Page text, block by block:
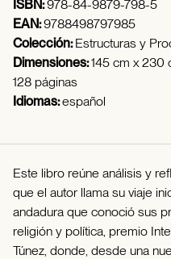
ISBN:978-84-9879-798-5
EAN:9788498797985
Colección:Estructuras y
Dimensiones:145 cm x 230
128 páginas
Idiomas:español
Este libro reúne análisis y
que el autor llama su viaje
andadura que conoció sus
religión y política, premio
Túnez, donde, desde una